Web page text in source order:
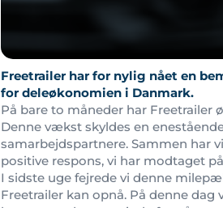
Freetrailer har for nylig nået en
for deleøkonomien i Danmark.
På bare to måneder har Freetrailer
Denne vækst skyldes en
samarbejdspartnere. Sammen har
positive respons, vi har modtaget
I sidste uge fejrede vi denne
Freetrailer kan opnå. På denne dag